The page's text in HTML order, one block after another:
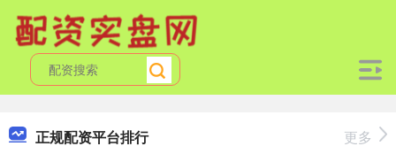
正规配资平台排行 更多